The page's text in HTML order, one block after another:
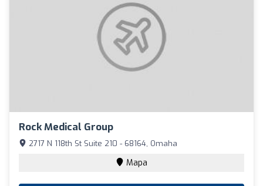
Rock Medical Group
2717 N 118th St Suite 210 - 68164, Omaha
Mapa